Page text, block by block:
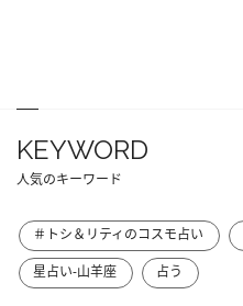
KEYWORD
人気のキーワード
＃トシ＆リティのコスモ占い
星占い-山羊座
占う